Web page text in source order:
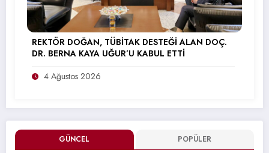
GÜNCEL POPÜLER
REKTÖR DOĞAN, TÜBİTAK DESTEĞİ ALAN DOÇ.
DR. BERNA KAYA UĞUR’U KABUL ETTİ
4 Ağustos 2026